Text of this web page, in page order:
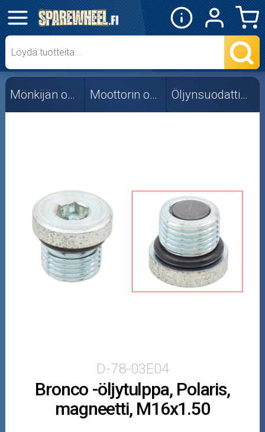
✕
Mopon osat
Skootterin osat
Crossipyörän osat
Mopoauton osat
Mönkijän osat
Puutarha ja metsä
Öljyt ja kemikaalit
Työkalut
Mönkijän osat Moottorin osat Öljynsuodattimet
D-78-03E04
Bronco -öljytulppa, Polaris,
magneetti, M16x1.50